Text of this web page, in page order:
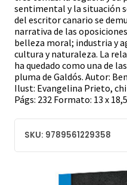
sentimental y la situación
del escritor canario se
narrativa de las
belleza moral; industria y
cultura y naturaleza. La
ha quedado como una de
pluma de Galdós. Autor:
Ilust: Evangelina Prieto,
Págs: 232 Formato: 13 x
SKU: 9789561229358